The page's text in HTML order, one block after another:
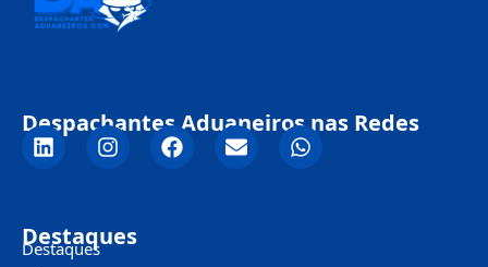
Despachantes Aduaneiros nas Redes
Destaques
Destaques